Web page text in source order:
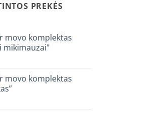
PREKĖS
movo komplektas
mikimauzai"
movo komplektas